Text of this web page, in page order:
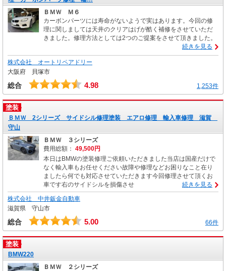
ＢＭＷ Ｍ６
カーボンパーツには寿命がないようで実はあります。今回の修
理に関しましては天井のクリアはげが酷く補修をさせていただ
きました。修理方法としては2つのご提案をさせて頂きました。
続きを見る
株式会社 オートリペアドリー
大阪府 貝塚市
総合 4.98 1,253件
塗装
ＢＭＷ 2シリーズ サイドシル修理塗装 エアロ修理 輸入車修理 滋賀
守山
ＢＭＷ ３シリーズ
費用総額： 49,500円
本日はBMWの塗装修理ご依頼いただきました当店は国産だけで
なく輸入車もお任せください故障や修理などお困りなこと在り
ましたら何でも対応させていただきます今回修理させて頂くお
車です右のサイドシルを損傷させ
続きを見る
株式会社 中井鈑金自動車
滋賀県 守山市
総合 5.00 66件
塗装
BMW220
ＢＭＷ ２シリーズ